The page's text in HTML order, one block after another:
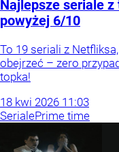
Najlepsze seriale
powyżej 6/10
To 19 seriali z
obejrzeć – zero
topka!
18 kwi 2026 11:03
SerialePrime time